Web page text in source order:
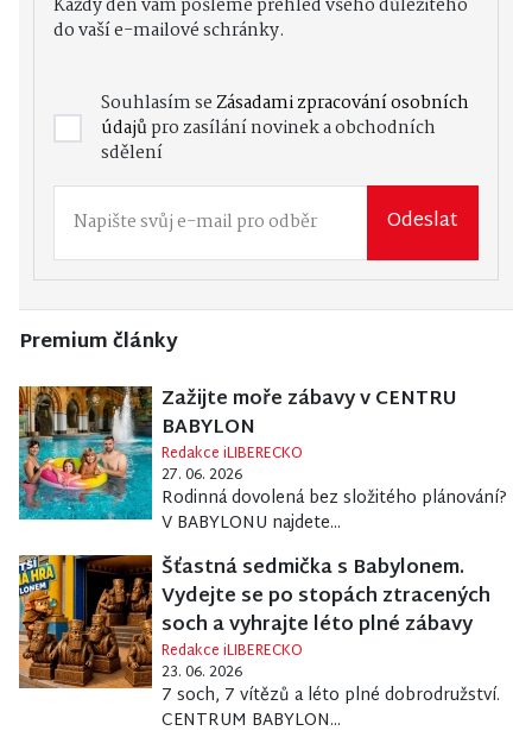
Každý den vám pošleme přehled všeho důležitého
do vaší e-mailové schránky.
Souhlasím seZásadami zpracování osobních
údajůpro zasílání novinek a obchodních
sdělení
Odeslat
Premium články
Zažijte moře zábavy v CENTRU
BABYLON
Redakce iLIBERECKO
27. 06. 2026
Rodinná dovolená bez složitého plánování?
V BABYLONU najdete...
Šťastná sedmička s Babylonem.
Vydejte se po stopách ztracených
soch a vyhrajte léto plné zábavy
Redakce iLIBERECKO
23. 06. 2026
7 soch, 7 vítězů a léto plné dobrodružství.
CENTRUM BABYLON...